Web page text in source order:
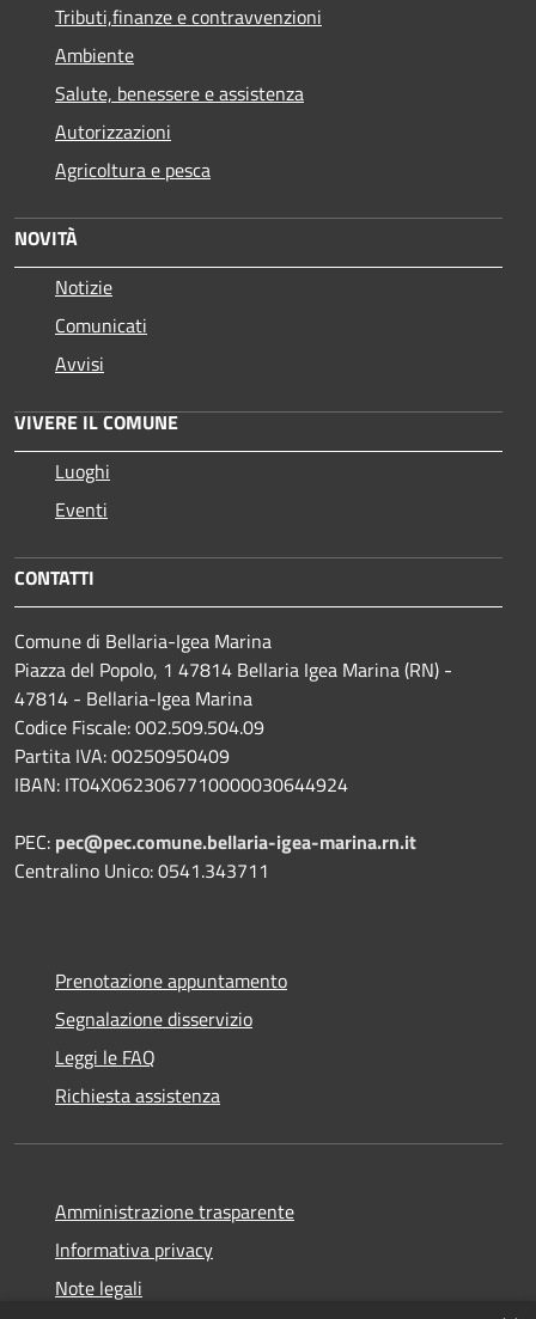
Tributi,finanze e contravvenzioni
Ambiente
Salute, benessere e assistenza
Autorizzazioni
Agricoltura e pesca
NOVITÀ
Notizie
Comunicati
Avvisi
VIVERE IL COMUNE
Luoghi
Eventi
CONTATTI
Comune di Bellaria-Igea Marina
Piazza del Popolo, 1 47814 Bellaria Igea Marina (RN) -
47814 - Bellaria-Igea Marina
Codice Fiscale: 002.509.504.09
Partita IVA: 00250950409
IBAN: IT04X0623067710000030644924
PEC: pec@pec.comune.bellaria-igea-marina.rn.it
Centralino Unico: 0541.343711
Prenotazione appuntamento
Segnalazione disservizio
Leggi le FAQ
Richiesta assistenza
Amministrazione trasparente
Informativa privacy
Note legali